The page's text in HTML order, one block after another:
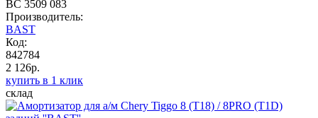
BC 3509 083
Производитель:
BAST
Код:
842784
2 126р.
купить в 1 клик
склад